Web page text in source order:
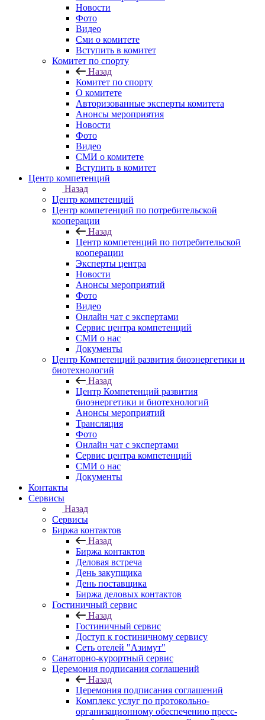
Новости
Фото
Видео
Сми о комитете
Вступить в комитет
Комитет по спорту
Назад
Комитет по спорту
О комитете
Авторизованные эксперты комитета
Анонсы мероприятия
Новости
Фото
Видео
СМИ о комитете
Вступить в комитет
Центр компетенций
Назад
Центр компетенций
Центр компетенций по потребительской
кооперации
Назад
Центр компетенций по потребительской
кооперации
Эксперты центра
Новости
Анонсы мероприятий
Фото
Видео
Онлайн чат с экспертами
Сервис центра компетенций
СМИ о нас
Документы
Центр Компетенций развития биоэнергетики и
биотехнологий
Назад
Центр Компетенций развития
биоэнергетики и биотехнологий
Анонсы мероприятий
Трансляция
Фото
Онлайн чат с экспертами
Сервис центра компетенций
СМИ о нас
Документы
Контакты
Сервисы
Назад
Сервисы
Биржа контактов
Назад
Биржа контактов
Деловая встреча
День закупщика
День поставщика
Биржа деловых контактов
Гостиничный сервис
Назад
Гостиничный сервис
Доступ к гостиничному сервису
Сеть отелей "Азимут"
Санаторно-курортный сервис
Церемония подписания соглашений
Назад
Церемония подписания соглашений
Комплекс услуг по протокольно-
организационному обеспечению пресс-